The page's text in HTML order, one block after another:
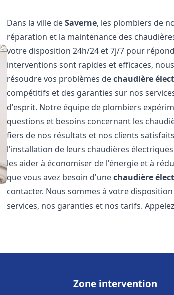
Dans la ville deSaverne, les plombiers de
réparation et la maintenance des
votre disposition 24h/24 et 7j/7 pour
interventions sont rapides et efficaces,
résoudre vos problèmes dechaudière
compétitifs et des garanties sur nos
d'esprit. Notre équipe de plombiers
questions et besoins concernant les
fiers de nos résultats et nos clients
l'installation de leurs chaudières
les aider à économiser de l'énergie et à
que vous avez besoin d'unechaudière
contacter. Nous sommes à votre
services, nos garanties et nos tarifs.
Zone intervention